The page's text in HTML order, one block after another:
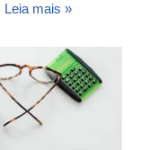
Leia mais »